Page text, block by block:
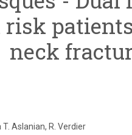
neck
Aslanian, R. Verdier